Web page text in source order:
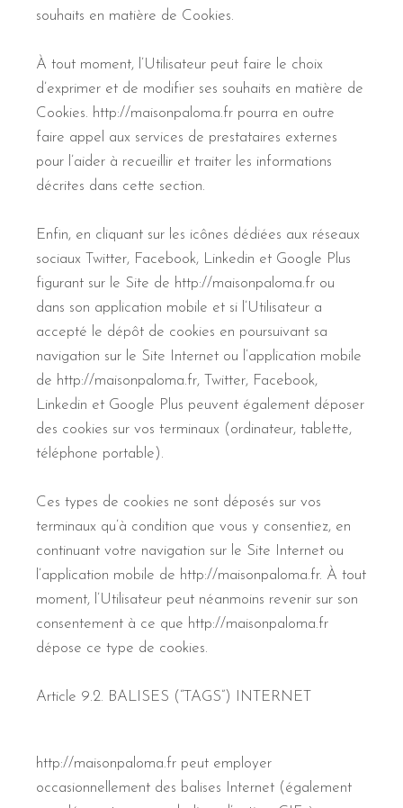
souhaits en matière de Cookies.
À tout moment, l’Utilisateur peut faire le choix
d’exprimer et de modifier ses souhaits en matière de
Cookies. http://maisonpaloma.fr pourra en outre
faire appel aux services de prestataires externes
pour l’aider à recueillir et traiter les informations
décrites dans cette section.
Enfin, en cliquant sur les icônes dédiées aux réseaux
sociaux Twitter, Facebook, Linkedin et Google Plus
figurant sur le Site de http://maisonpaloma.fr ou
dans son application mobile et si l’Utilisateur a
accepté le dépôt de cookies en poursuivant sa
navigation sur le Site Internet ou l’application mobile
de http://maisonpaloma.fr, Twitter, Facebook,
Linkedin et Google Plus peuvent également déposer
des cookies sur vos terminaux (ordinateur, tablette,
téléphone portable).
Ces types de cookies ne sont déposés sur vos
terminaux qu’à condition que vous y consentiez, en
continuant votre navigation sur le Site Internet ou
l’application mobile de http://maisonpaloma.fr. À tout
moment, l’Utilisateur peut néanmoins revenir sur son
consentement à ce que http://maisonpaloma.fr
dépose ce type de cookies.
Article 9.2. BALISES (“TAGS”) INTERNET
http://maisonpaloma.fr peut employer
occasionnellement des balises Internet (également